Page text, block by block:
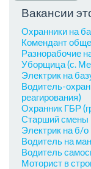
Вакансии
Охранники на
Комендант
Разнорабочие
Уборщица (с.
Электрик на
Водитель-
реагирования)
Охранник ГБР
Старший смены
Электрик на б/
Водитель на
Водитель
Моторист в